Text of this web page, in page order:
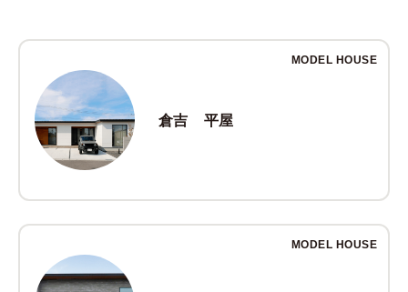
MODEL HOUSE
倉吉 平屋
MODEL HOUSE